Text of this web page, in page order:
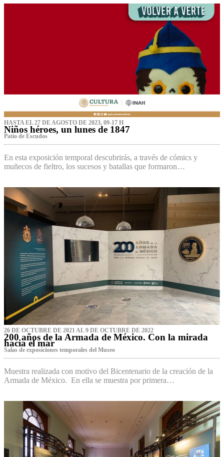
HASTA EL 27 DE AGOSTO DE 2023, 09-17 H
Niños héroes, un lunes de 1847
Patio de Escudos
En esta exposición temporal descubrirás, a través de cómics y
muñecos de fieltro, los sucesos y batallas que formaron…
26 DE OCTUBRE DE 2021 AL 9 DE OCTUBRE DE 2022
200 años de la Armada de México. Con la mirada
hacia el mar
Salas de exposiciones temporales del Museo‌
Muestra realizada con motivo del Bicentenario de la creación de la
Armada de México. En ella se muestra por primera…